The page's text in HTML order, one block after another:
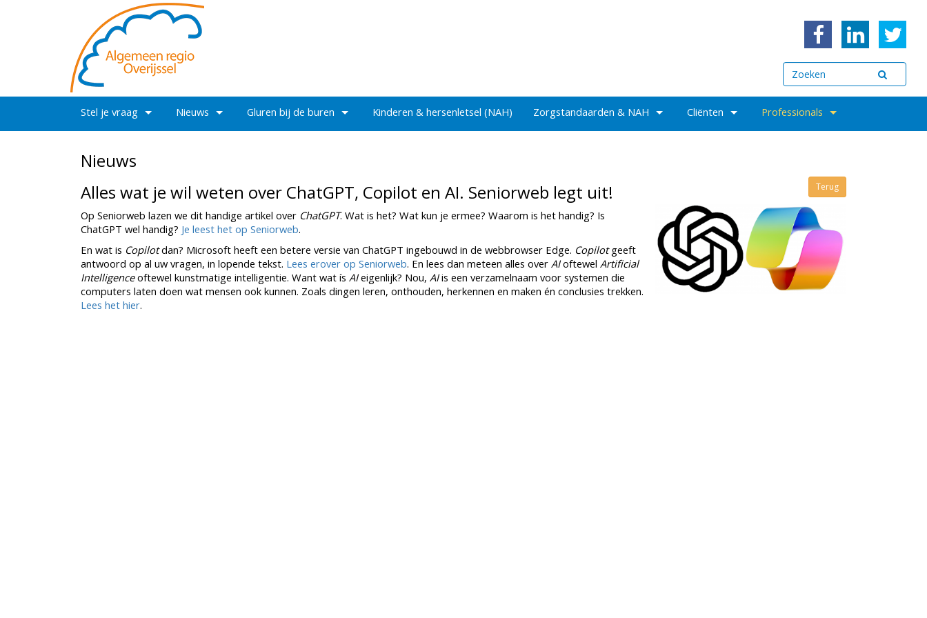
Stel je vraag Nieuws Gluren bij de buren Kinderen & hersenletsel (NAH) Zorgstandaarden & NAH Cliënten Professionals
Nieuws
Terug
Alles wat je wil weten over ChatGPT, Copilot en AI. Seniorweb legt uit!
Op Seniorweb lazen we dit handige artikel over ChatGPT. Wat is het? Wat kun je ermee? Waarom is het handig? Is
ChatGPT wel handig? Je leest het op Seniorweb.
En wat is Copilotdan? Microsoft heeft een betere versie van ChatGPT ingebouwd in de webbrowser Edge. Copilotgeeft
antwoord op al uw vragen, in lopende tekst. Lees erover op Seniorweb. En lees dan meteen alles over AIoftewel Artificial
Intelligenceoftewel kunstmatige intelligentie. Want wat ís AIeigenlijk? Nou, AIis een verzamelnaam voor systemen die
computers laten doen wat mensen ook kunnen. Zoals dingen leren, onthouden, herkennen en maken én conclusies trekken.
Lees het hier.